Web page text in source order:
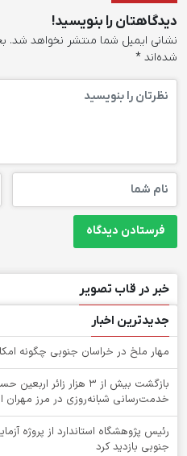
دیدگاهتان را بنویسید!
نشانی ایمیل شما منتشر نخواهد شد.
شده‌اند *
خبر در قاب تصویر
جدیدترین اخبار
‌مهار ملخ در خراسان جنوبی چگونه
بازگشت بیش از ۳ هزار
خدمت‌رسانی شبانه‌روزی در مرز مهران
رئیس پژوهشگاه استاندارد از پروژه
جنوبی بازدید کرد